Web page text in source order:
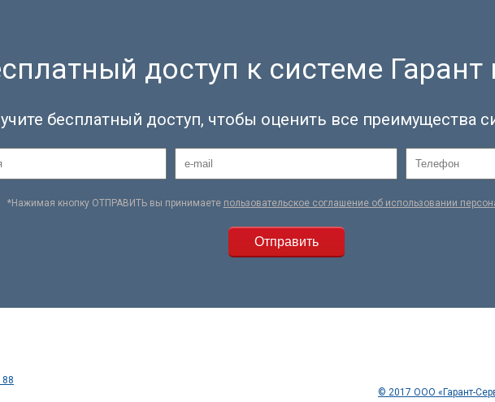
доступ к системе Гарант
бесплатный доступ, чтобы оценить все преимущества
*Нажимая кнопку ОТПРАВИТЬ вы принимаете пользовательское соглашение об использовании
88
© 2017 ООО «Гарант-